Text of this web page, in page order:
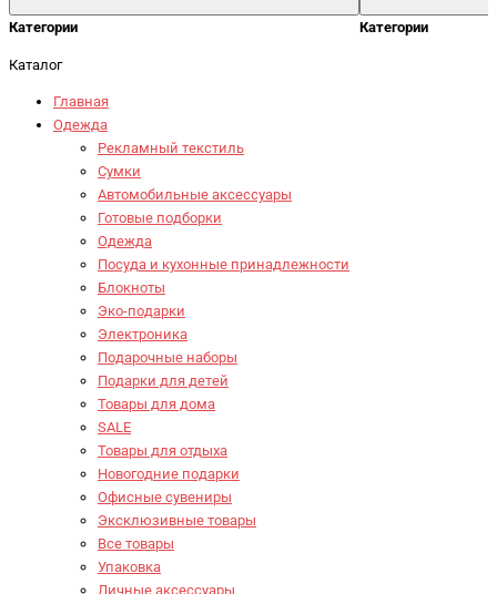
Категории Категории
Каталог
Главная
Одежда
Рекламный текстиль
Сумки
Автомобильные аксессуары
Готовые подборки
Одежда
Посуда и кухонные принадлежности
Блокноты
Эко-подарки
Электроника
Подарочные наборы
Подарки для детей
Товары для дома
SALE
Товары для отдыха
Новогодние подарки
Офисные сувениры
Эксклюзивные товары
Все товары
Упаковка
Личные аксессуары